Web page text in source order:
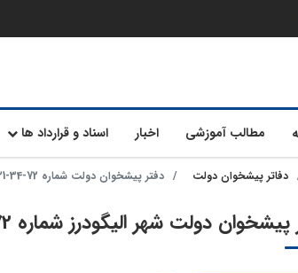
مطالب آموزشی اخبار اسناد و قرارداد ها
دفاتر پیشخوان دولت دفتر پیشخوان دولت شماره 72-34-1231 الیگودرز
دولت شهر الیگودرز شماره 72-34-1231